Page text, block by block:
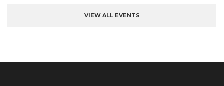
VIEW ALL EVENTS